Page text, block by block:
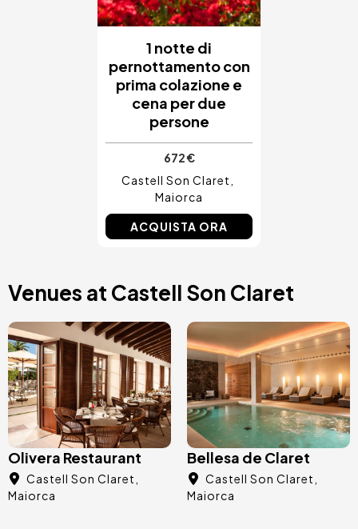
1 notte di
pernottamento con
prima colazione e
cena per due
persone
672 €
Castell Son Claret
Maiorca
ACQUISTA ORA
Venues at Castell Son Claret
Immagine
Olivera Restaurant
Castell Son Claret
Maiorca
Immagine
Bellesa de Claret
Castell Son Claret
Maiorca